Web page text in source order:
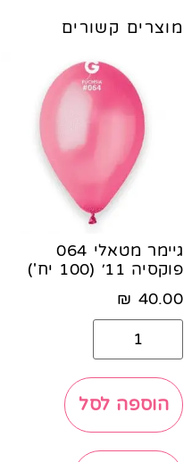
מוצרים קשורים
גיימר מטאלי 064
פוקסיה 11׳ (100 יח')
40.00
₪
הוספה לסל